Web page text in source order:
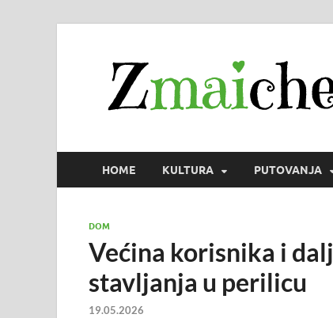
HOME KULTURA PUTOVANJA
DOM
Većina korisnika i
stavljanja u perilicu
19.05.2026